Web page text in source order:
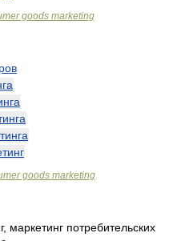
goods marketing
goods marketing
маркетинг потребительских